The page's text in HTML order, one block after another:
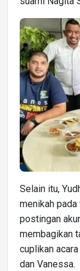
Selain itu,
menikah
postingan
membagikan
cuplikan
dan Vanessa.